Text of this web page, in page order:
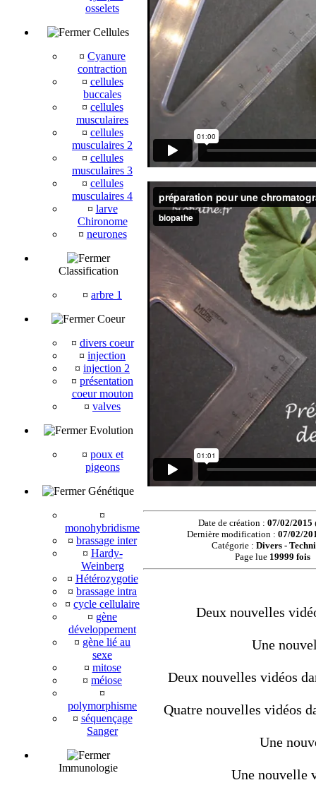
osselets
Cellules
¤ Cyanure
contraction
¤ cellules
buccales
¤ cellules
musculaires
¤ cellules
musculaires 2
¤ cellules
musculaires 3
¤ cellules
musculaires 4
¤ larve
Chironome
¤ neurones
Classification
¤ arbre 1
Coeur
¤ divers coeur
¤ injection
¤ injection 2
¤ présentation
coeur mouton
¤ valves
Evolution
¤ poux et
pigeons
Génétique
¤
monohybridisme
¤ brassage inter
¤ Hardy-
Weinberg
¤ Hétérozygotie
¤ brassage intra
¤ cycle cellulaire
¤ gène
développement
¤ gène lié au
sexe
¤ mitose
¤ méiose
¤
polymorphisme
¤ séquençage
Sanger
Immunologie
Date de création : 07/02/2015
Dernière modification :07/02/
Catégorie :Divers -
Page lue 19999 fois
Deux nouvelles
Une
Deux nouvelles vidéos
Quatre nouvelles vidéos
Une
Une nouvelle